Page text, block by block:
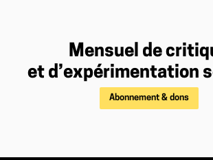
Mensuel de
et d’expérimentation
Abonnement & dons